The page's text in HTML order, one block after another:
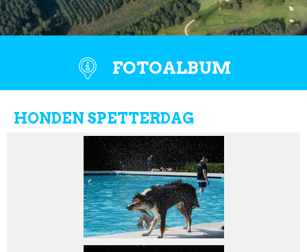
FOTOALBUM
HONDEN SPETTERDAG